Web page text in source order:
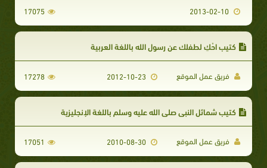
17075
كتيب احْكِ لطفلك عن رسول الله باللغة العربية
فريق عمل الموقع 17278
كتيب شمائل النبي صلى الله عليه وسلم باللغة الإنجليزية
فريق عمل الموقع 17051